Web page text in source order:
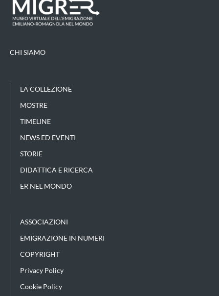
CHI SIAMO
LA COLLEZIONE
MOSTRE
TIMELINE
NEWS ED EVENTI
STORIE
DIDATTICA E RICERCA
ER NEL MONDO
ASSOCIAZIONI
EMIGRAZIONE IN NUMERI
COPYRIGHT
Privacy Policy
Cookie Policy